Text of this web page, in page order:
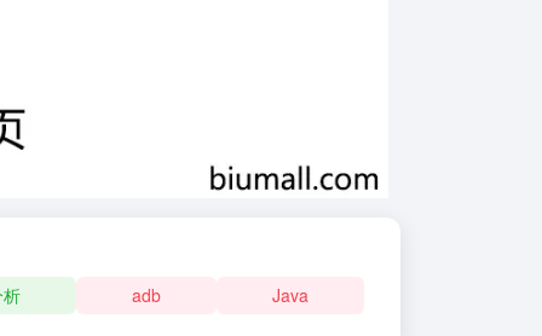
adb Java